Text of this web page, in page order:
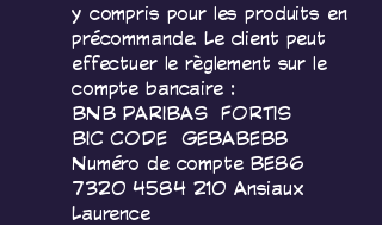
y compris pour les produits en
précommande. Le client peut
effectuer le règlement sur le
compte bancaire :
BNB PARIBAS FORTIS
BIC CODE GEBABEBB
Numéro de compte BE86
7320 4584 210 Ansiaux
Laurence